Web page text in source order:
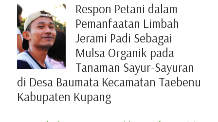
Respon Petani dalam
Pemanfaatan Limbah
Jerami Padi Sebagai
Mulsa Organik pada
Tanaman Sayur-Sayuran
di Desa Baumata Kecamatan Taebenu
Kabupaten Kupang